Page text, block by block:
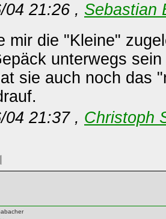
04 21:26 , Sebastian
mir die "Kleine"
unterwegs
sie auch noch das
04 21:37 , Christoph